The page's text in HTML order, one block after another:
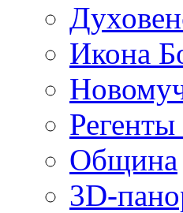
Икона
Община
3D-